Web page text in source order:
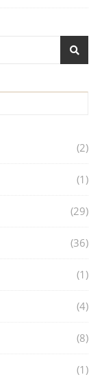
(2)
(1)
(29)
(36)
(1)
(4)
(8)
(1)